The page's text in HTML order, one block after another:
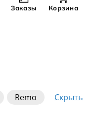
Заказы Корзина
Скрыть
Remo